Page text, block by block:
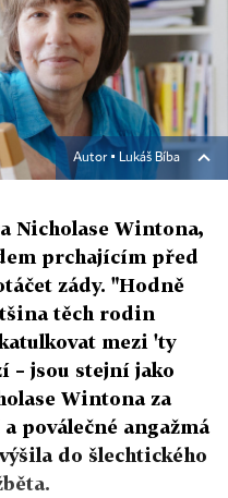
Autor ▪ Lukáš Bíba
Nicholase Wintona,
prchajícím před
zády. "Hodně
těch rodin
mezi 'ty
– jsou stejní jako
Wintona za
poválečné angažmá
do šlechtického